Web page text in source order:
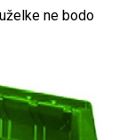
ne bodo